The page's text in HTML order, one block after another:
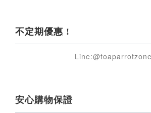
不定期優惠 !
Line:@toaparrotzone
安心購物保證